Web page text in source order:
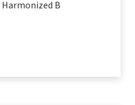
B